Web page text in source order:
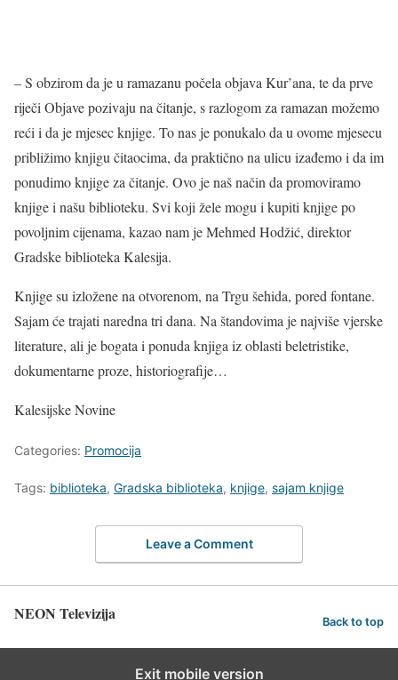
– S obzirom da je u ramazanu počela objava Kur’ana, te da prve
riječi Objave pozivaju na čitanje, s razlogom za ramazan možemo
reći i da je mjesec knjige. To nas je ponukalo da u ovome mjesecu
približimo knjigu čitaocima, da praktično na ulicu izađemo i da im
ponudimo knjige za čitanje. Ovo je naš način da promoviramo
knjige i našu biblioteku. Svi koji žele mogu i kupiti knjige po
povoljnim cijenama, kazao nam je Mehmed Hodžić, direktor
Gradske biblioteka Kalesija.
Knjige su izložene na otvorenom, na Trgu šehida, pored fontane.
Sajam će trajati naredna tri dana. Na štandovima je najviše vjerske
literature, ali je bogata i ponuda knjiga iz oblasti beletristike,
dokumentarne proze, historiografije…
Kalesijske Novine
Categories: Promocija
Tags: biblioteka, Gradska biblioteka, knjige, sajam knjige
Leave a Comment
NEON Televizija Back to top
Exit mobile version